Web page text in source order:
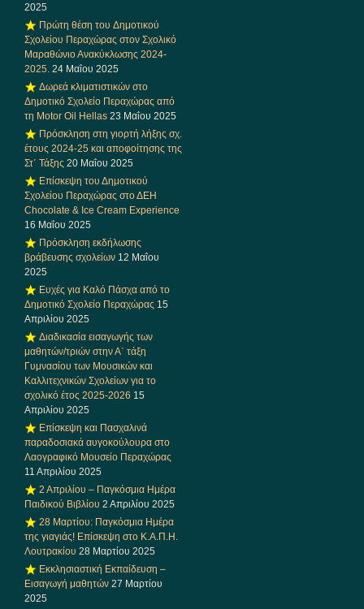
2025
Πρώτη θέση του Δημοτικού
Σχολείου Περαχώρας στον Σχολικό
Μαραθώνιο Ανακύκλωσης 2024-
2025. 24 Μαΐου 2025
Δωρεά κλιματιστικών στο
Δημοτικό Σχολείο Περαχώρας από
τη Motor Oil Hellas 23 Μαΐου 2025
Πρόσκληση στη γιορτή λήξης σχ.
έτους 2024-25 και αποφοίτησης της
Στ΄ Τάξης 20 Μαΐου 2025
Επίσκεψη του Δημοτικού
Σχολείου Περαχώρας στο ΔΕΗ
Chocolate & Ice Cream Experience
16 Μαΐου 2025
Πρόσκληση εκδήλωσης
βράβευσης σχολείων 12 Μαΐου
2025
Ευχές για Καλό Πάσχα από το
Δημοτικό Σχολείο Περαχώρας 15
Απριλίου 2025
Διαδικασία εισαγωγής των
μαθητών/τριών στην Α΄ τάξη
Γυμνασίου των Μουσικών και
Καλλιτεχνικών Σχολείων για το
σχολικό έτος 2025-2026 15
Απριλίου 2025
Επίσκεψη και Πασχαλινά
παραδοσιακά αυγοκούλουρα στο
Λαογραφικό Μουσείο Περαχώρας
11 Απριλίου 2025
2 Απριλίου – Παγκόσμια Ημέρα
Παιδικού Βιβλίου 2 Απριλίου 2025
28 Μαρτίου: Παγκόσμια Ημέρα
της γιαγιάς! Επίσκεψη στο Κ.Α.Π.Η.
Λουτρακίου 28 Μαρτίου 2025
Εκκλησιαστική Εκπαίδευση –
Εισαγωγή μαθητών 27 Μαρτίου
2025